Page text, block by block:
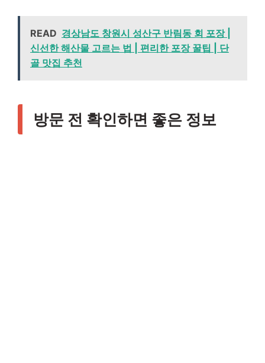
READ 경상남도 창원시 성산구 반림동 회 포장 |
신선한 해산물 고르는 법 | 편리한 포장 꿀팁 | 단
골 맛집 추천
방문 전 확인하면 좋은 정보